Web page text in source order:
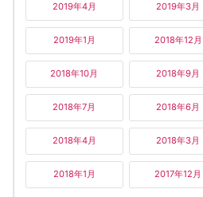
2019年4月 2019年3月
2019年1月 2018年12月
2018年10月 2018年9月
2018年7月 2018年6月
2018年4月 2018年3月
2018年1月 2017年12月